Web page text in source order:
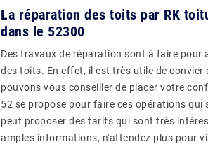
La réparation des toits par RK
dans le 52300
Des travaux de réparation sont à faire pour
des toits. En effet, il est très utile de convier
pouvons vous conseiller de placer votre
52 se propose pour faire ces opérations
peut proposer des tarifs qui sont très
amples informations, n'attendez plus pour